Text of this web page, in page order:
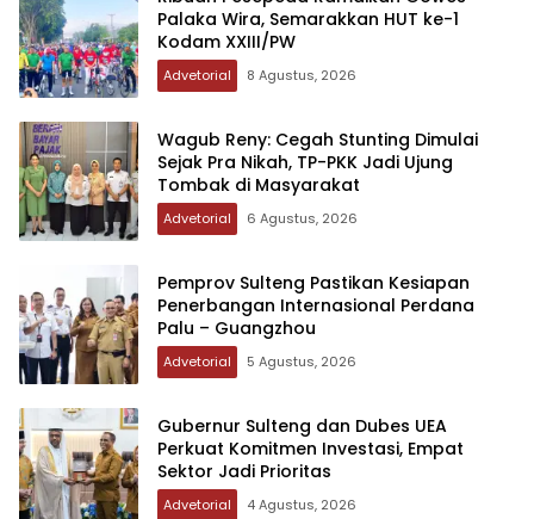
Palaka Wira, Semarakkan HUT ke-1
Kodam XXIII/PW
Advetorial 8 Agustus, 2026
Wagub Reny: Cegah Stunting Dimulai
Sejak Pra Nikah, TP-PKK Jadi Ujung
Tombak di Masyarakat
Advetorial 6 Agustus, 2026
Pemprov Sulteng Pastikan Kesiapan
Penerbangan Internasional Perdana
Palu – Guangzhou
Advetorial 5 Agustus, 2026
Gubernur Sulteng dan Dubes UEA
Perkuat Komitmen Investasi, Empat
Sektor Jadi Prioritas
Advetorial 4 Agustus, 2026